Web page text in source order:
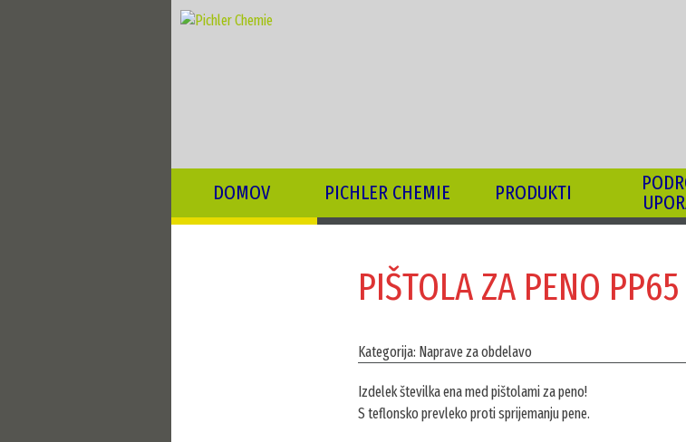
DOMOV PICHLER CHEMIE PRODUKTI
PIŠTOLA ZA PENO PP65
Kategorija: Naprave za obdelavo
Izdelek številka ena med pištolami za peno!
S teflonsko prevleko proti sprijemanju pene.